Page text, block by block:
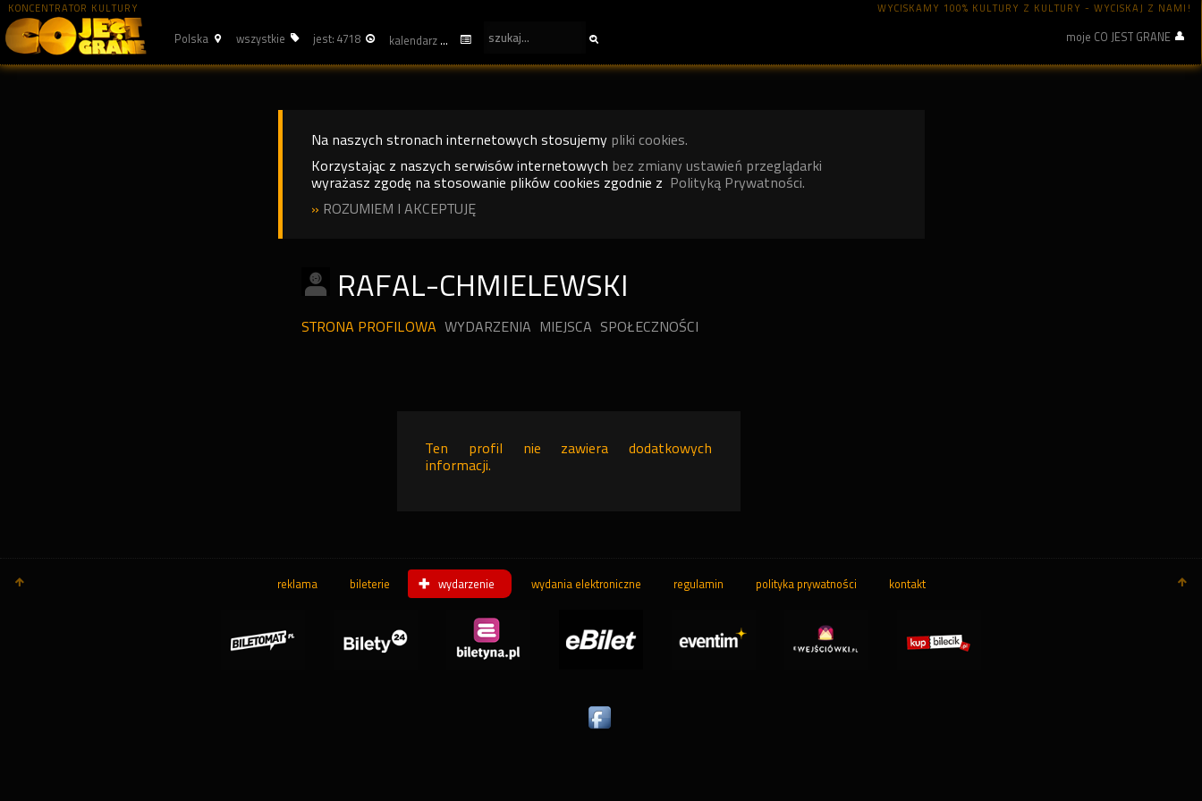
KONCENTRATOR KULTURY WYCISKAMY 100% KULTURY Z KULTURY - WYCISKAJ Z NAMI!
Polska wszystkie jest: 4718 kalendarz moje CO JEST GRANE
Na naszych stronach internetowych stosujemy pliki cookies.
Korzystając z naszych serwisów internetowych bez zmiany ustawień przeglądarki
wyrażasz zgodę na stosowanie plików cookies zgodnie z Polityką Prywatności.
» ROZUMIEM I AKCEPTUJĘ
RAFAL-CHMIELEWSKI
STRONA PROFILOWA WYDARZENIA MIEJSCA SPOŁECZNOŚCI
Ten profil nie zawiera dodatkowych
informacji.
reklama bileterie wydarzenie wydania elektroniczne regulamin polityka prywatności kontakt